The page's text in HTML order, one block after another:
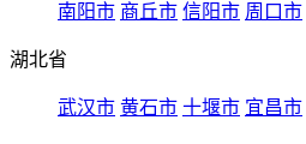
南阳市 商丘市 信阳市 周口市
湖北省
武汉市 黄石市 十堰市 宜昌市